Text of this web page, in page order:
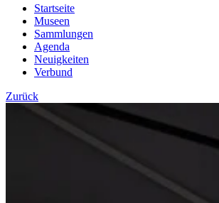
Startseite
Museen
Sammlungen
Agenda
Neuigkeiten
Verbund
Zurück